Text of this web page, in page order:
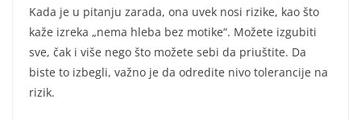
Kada je u pitanju zarada, ona uvek nosi rizike, kao što
kaže izreka „nema hleba bez motike“. Možete izgubiti
sve, čak i više nego što možete sebi da priuštite. Da
biste to izbegli, važno je da odredite nivo tolerancije na
rizik.